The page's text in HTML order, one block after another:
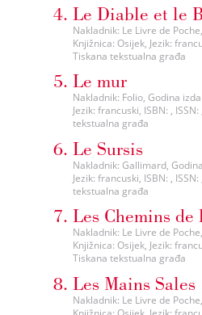
Le Diable et le
Nakladnik: Le Livre de
Knjižnica: Osijek, Jezik:
Tiskana tekstualna građa
Le mur
Nakladnik: Folio, Godina
Jezik: francuski, ISBN: ,
tekstualna građa
Le Sursis
Nakladnik: Gallimard,
Jezik: francuski, ISBN: ,
tekstualna građa
Les Chemins
Nakladnik: Le Livre de
Knjižnica: Osijek, Jezik:
Tiskana tekstualna građa
Les Mains Sales
Nakladnik: Le Livre de